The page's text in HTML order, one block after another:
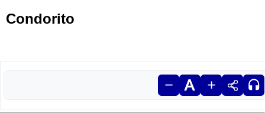
Condorito